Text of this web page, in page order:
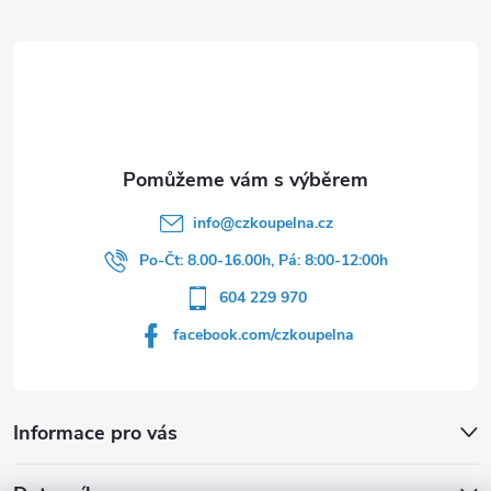
Informace pro vás
info@czkoupelna.cz
Po-Čt: 8.00-16.00h, Pá: 8:00-12:00h
604 229 970
facebook.com/czkoupelna